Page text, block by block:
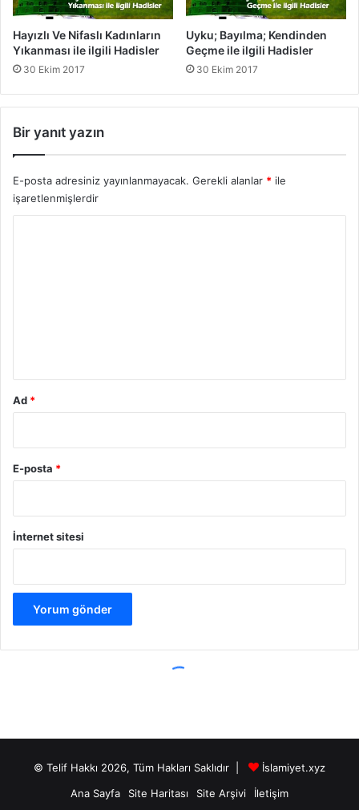
© Telif Hakkı 2026, Tüm Hakları Saklıdır |
İslamiyet.xyz
Ana Sayfa
Site Haritası Site Arşivi İletişim